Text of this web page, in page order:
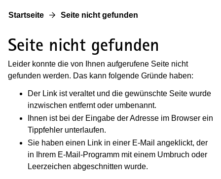
Startseite Seite nicht gefunden
Seite nicht gefunden
Leider konnte die von Ihnen aufgerufene Seite nicht
gefunden werden. Das kann folgende Gründe haben:
Der Link ist veraltet und die gewünschte Seite wurde
inzwischen entfernt oder umbenannt.
Ihnen ist bei der Eingabe der Adresse im Browser ein
Tippfehler unterlaufen.
Sie haben einen Link in einer E-Mail angeklickt, der
in Ihrem E-Mail-Programm mit einem Umbruch oder
Leerzeichen abgeschnitten wurde.